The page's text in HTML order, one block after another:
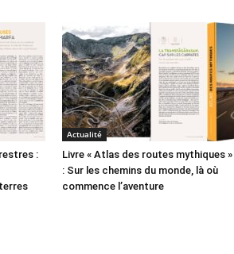
:
Actualité
Livre « Atlas des routes mythiques »
: Sur les chemins du monde, là où
commence l’aventure